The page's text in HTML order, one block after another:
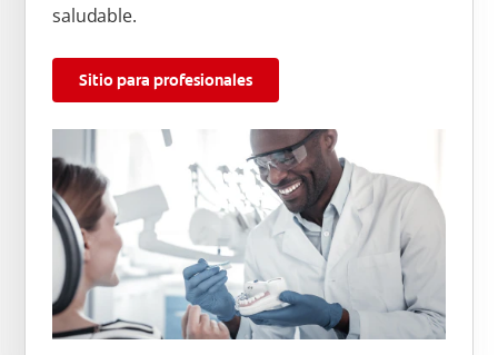
saludable.
Sitio para profesionales